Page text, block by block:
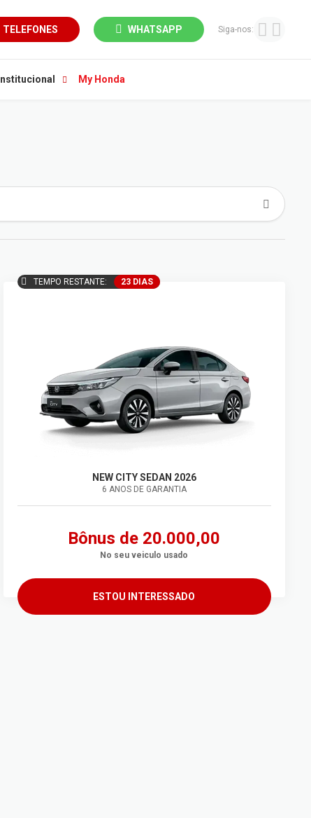
TELEFONES WHATSAPP Siga-nos:
Institucional My Honda
TEMPO RESTANTE: 23 DIAS
NEW CITY SEDAN 2026
6 ANOS DE GARANTIA
Bônus de 20.000,00
No seu veiculo usado
ESTOU INTERESSADO